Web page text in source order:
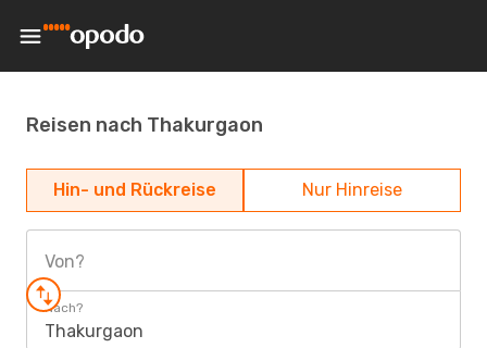
Reisen nach Thakurgaon
Hin- und Rückreise Nur Hinreise
Von?
Nach?
Thakurgaon